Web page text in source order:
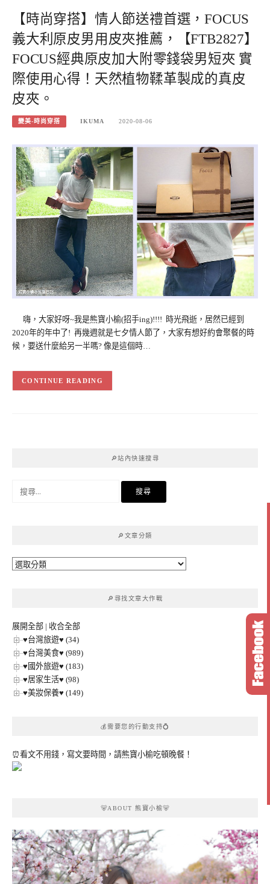
【時尚穿搭】情人節送禮首選，FOCUS
義大利原皮男用皮夾推薦，【FTB2827】
FOCUS經典原皮加大附零錢袋男短夾 實
際使用心得！天然植物鞣革製成的真皮
皮夾。
變美-時尚穿搭 IKUMA 2020-08-06
嗨，大家好呀~我是熊寶小榆(招手ing)!!!! 時光飛逝，居然已經到
2020年的年中了! 再幾週就是七夕情人節了，大家有想好約會聚餐的時
候，要送什麼給另一半嗎? 像是這個時…
CONTINUE READING
🔎站內快速搜尋
🔎文章分類
🔎
🔎尋找文章大作戰
展開全部 | 收合全部
♥台灣旅遊♥ (34)
♥台灣美食♥ (989)
♥國外旅遊♥ (183)
♥居家生活♥ (98)
♥美妝保養♥ (149)
💰需要您的行動支持💍
⏰看文不用錢，寫文要時間，請熊寶小榆吃頓晚餐！
🐻ABOUT 熊寶小榆🐻